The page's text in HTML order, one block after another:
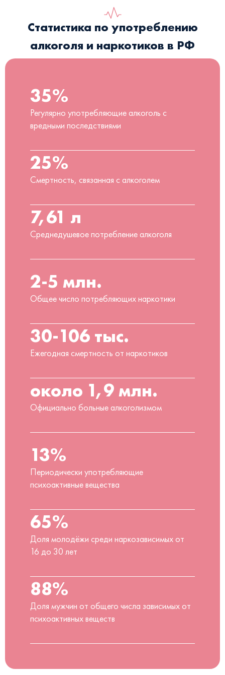
Статистика по употреблению
алкоголя и наркотиков в РФ
35%
Регулярно употребляющие алкоголь с
вредными последствиями
25%
Смертность, связанная с алкоголем
7,61 л
Среднедушевое потребление алкоголя
2-5 млн.
Общее число потребляющих наркотики
30-106 тыс.
Ежегодная смертность от наркотиков
около 1,9 млн.
Официально больные алкоголизмом
13%
Периодически употребляющие
психоактивные вещества
65%
Доля молодёжи среди наркозависимых от
16 до 30 лет
88%
Доля мужчин от общего числа зависимых от
психоактивных веществ